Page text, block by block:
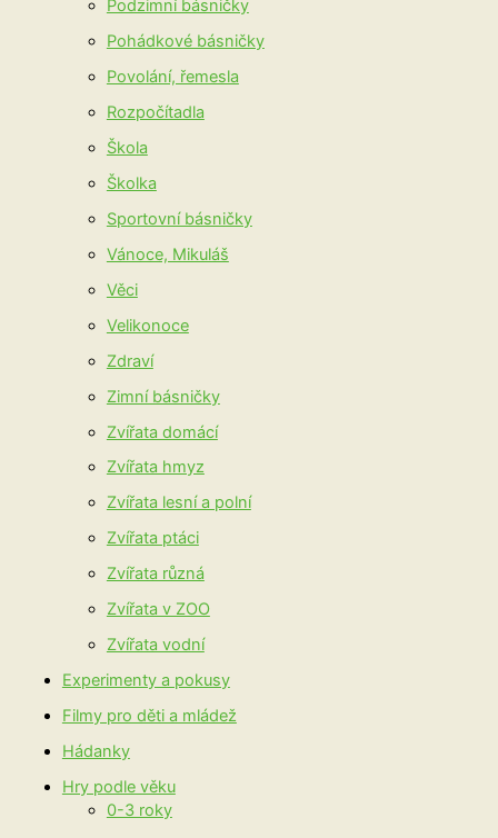
Podzimní básničky
Pohádkové básničky
Povolání, řemesla
Rozpočítadla
Škola
Školka
Sportovní básničky
Vánoce, Mikuláš
Věci
Velikonoce
Zdraví
Zimní básničky
Zvířata domácí
Zvířata hmyz
Zvířata lesní a polní
Zvířata ptáci
Zvířata různá
Zvířata v ZOO
Zvířata vodní
Experimenty a pokusy
Filmy pro děti a mládež
Hádanky
Hry podle věku
0-3 roky